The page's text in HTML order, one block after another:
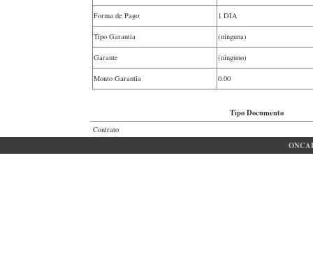
Forma de Pago 1 DIA
Tipo Garantia (ninguna)
Garante (ninguno)
Monto Garantia 0.00
Tipo Documento
Contrato